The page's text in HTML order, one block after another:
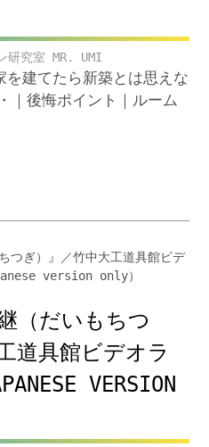
研究室 MR. UMI
建てたら新築とは思えな
｜後悔ポイント｜ルーム
（だいもちつ
道具館ビデオラ
VERSION